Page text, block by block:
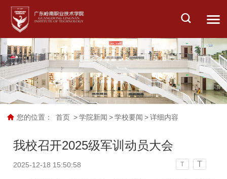
您的位置： 首页 > 学院新闻 > 学校要闻 > 详细内容
我校召开2025级军训动员大会
2025-12-18 15:50:58 T T